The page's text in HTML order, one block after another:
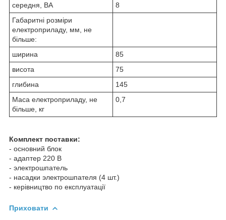
середня, ВА
8
Габаритні розміри
електроприладу, мм, не
більше:
ширина
85
висота
75
глибина
145
Маса електроприладу, не
більше, кг
0,7
Комплект поставки:
- основний блок
- адаптер 220 В
- электрошпатель
- насадки электрошпателя (4 шт.)
- керівництво по експлуатації
Приховати